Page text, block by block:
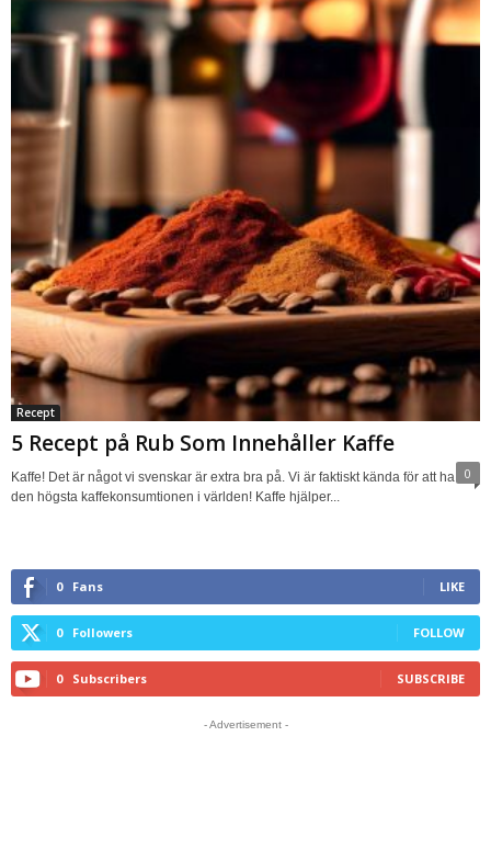
Recept
5 Recept på Rub Som Innehåller Kaffe
0
Kaffe! Det är något vi svenskar är extra bra på. Vi är faktiskt kända för att ha
den högsta kaffekonsumtionen i världen! Kaffe hjälper...
0 Fans LIKE
0 Followers FOLLOW
0 Subscribers SUBSCRIBE
- Advertisement -